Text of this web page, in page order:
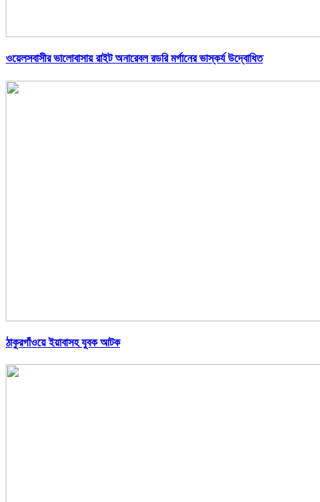
ওয়েলসবাসীর ভালোবাসায় রাইট অনারেবল রডরি মর্গানের ভাস্কর্য উদ্বোধিত
ঠাকুরগাঁওয়ে ইয়াবাসহ যুবক আটক